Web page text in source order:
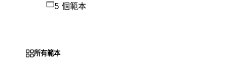
5 個範本
所有範本